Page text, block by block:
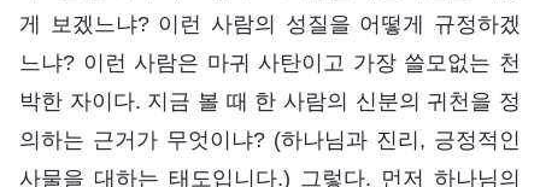
게 보겠느냐? 이런 사람의 성질을 어떻게 규정하겠
느냐? 이런 사람은 마귀 사탄이고 가장 쓸모없는 천
박한 자이다. 지금 볼 때 한 사람의 신분의 귀천을 정
의하는 근거가 무엇이냐? (하나님과 진리, 긍정적인
사물을 대하는 태도입니다.) 그렇다. 먼저 하나님의